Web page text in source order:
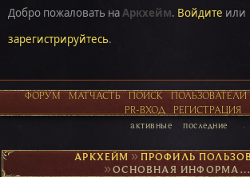
Добро пожаловать наАркхейм. Войдите или
зарегистрируйтесь.
ФОРУМ МАТЧАСТЬ ПОИСК ПОЛЬЗОВАТЕЛИ
PR-ВХОД
РЕГИСТРАЦИЯ
активные последние
АРКХЕЙМ►
► ОСНОВНАЯ ИНФОРМАЦИЯ